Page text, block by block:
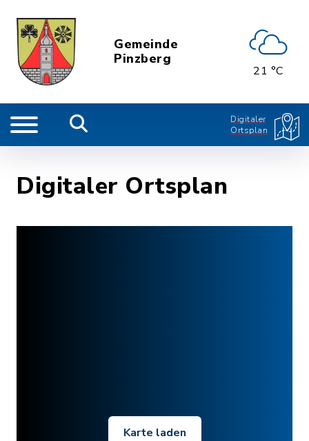
Gemeinde
Pinzberg
21 °C
Digitaler
Ortsplan
Digitaler Ortsplan
Karte laden